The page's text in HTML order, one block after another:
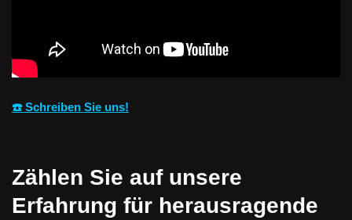
☎️ Schreiben Sie uns!
Zählen Sie auf unsere
Erfahrung für herausragende